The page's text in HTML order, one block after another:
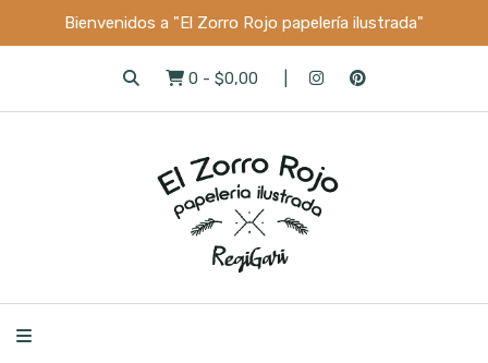
Bienvenidos a "El Zorro Rojo papelería ilustrada"
0 - $0,00